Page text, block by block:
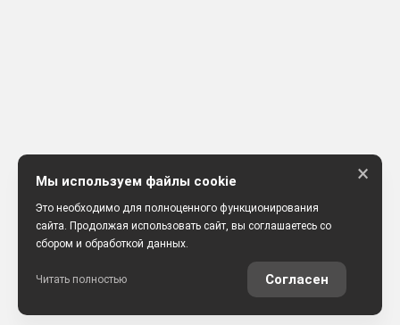
Мы используем файлы cookie
Это необходимо для полноценного функционирования
сайта. Продолжая использовать сайт, вы соглашаетесь со
сбором и обработкой данных.
Читать полностью Согласен
×